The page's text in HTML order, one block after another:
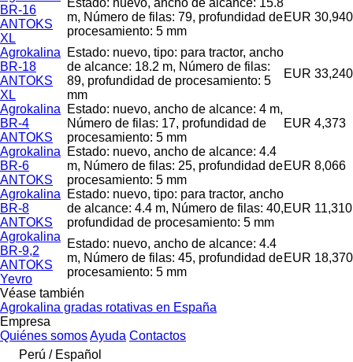
BR-16
ANTOKS
XL
m, Número de filas: 79, profundidad de
procesamiento: 5 mm
EUR 30,940
Agrokalina
BR-18
ANTOKS
XL
Estado: nuevo, tipo: para tractor, ancho
de alcance: 18.2 m, Número de filas:
89, profundidad de procesamiento: 5
mm
EUR 33,240
Agrokalina
BR-4
ANTOKS
Estado: nuevo, ancho de alcance: 4 m,
Número de filas: 17, profundidad de
procesamiento: 5 mm
EUR 4,373
Agrokalina
BR-6
ANTOKS
Estado: nuevo, ancho de alcance: 4.4
m, Número de filas: 25, profundidad de
procesamiento: 5 mm
EUR 8,066
Agrokalina
BR-8
ANTOKS
Estado: nuevo, tipo: para tractor, ancho
de alcance: 4.4 m, Número de filas: 40,
profundidad de procesamiento: 5 mm
EUR 11,310
Agrokalina
BR-9,2
ANTOKS
Yevro
Estado: nuevo, ancho de alcance: 4.4
m, Número de filas: 45, profundidad de
procesamiento: 5 mm
EUR 18,370
Véase también
Agrokalina gradas rotativas en España
Empresa
Quiénes somosAyuda Contactos
Perú / Español